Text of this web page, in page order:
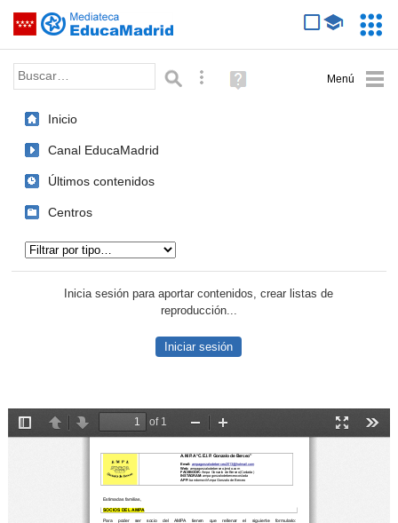
Saltar navegación
Palabra o frase: Búsqueda avanzada
Ayuda
(en
Inicio
Canal EducaMadrid
Últimos contenidos
Centros
Inicia sesión para aportar contenidos, crear listas de
reproducción...
Iniciar sesión